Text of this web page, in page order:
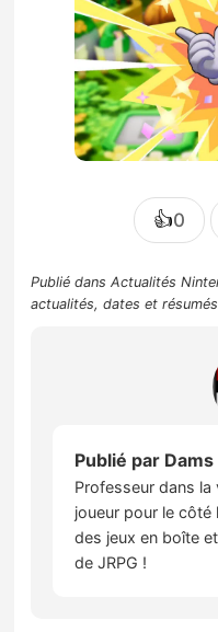
👍0
Publié dansActualités
actualités, dates et résumés
Publié par Dams
Professeur dans
joueur pour le côté
des jeux en boîte
de JRPG !